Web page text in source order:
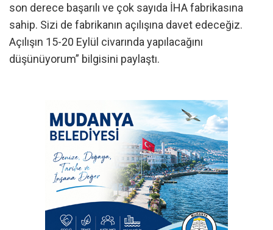
son derece başarılı ve çok sayıda İHA fabrikasına
sahip. Sizi de fabrikanın açılışına davet edeceğiz.
Açılışın 15-20 Eylül civarında yapılacağını
düşünüyorum” bilgisini paylaştı.